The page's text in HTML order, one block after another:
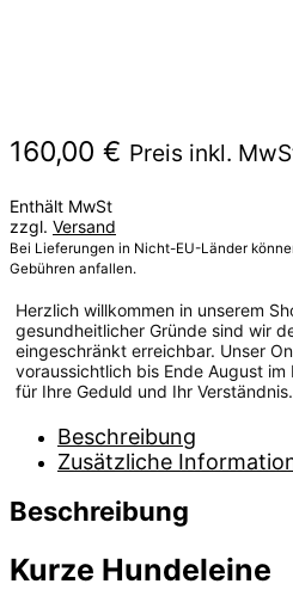
160,00 € Preis inkl.
Enthält MwSt
zzgl. Versand
Bei Lieferungen in Nicht-EU-Länder
Gebühren anfallen.
Herzlich willkommen in unserem
gesundheitlicher Gründe sind wir
eingeschränkt erreichbar. Unser
voraussichtlich bis Ende August im
für Ihre Geduld und Ihr Verständnis.
Beschreibung
Zusätzliche
Beschreibung
Kurze Hundeleine